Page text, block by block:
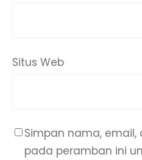
Situs Web
Simpan nama,
pada peramban ini